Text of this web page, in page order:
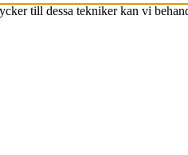
till dessa tekniker kan vi